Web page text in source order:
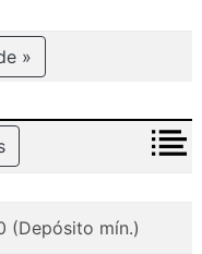
»
(Depósito mín.)